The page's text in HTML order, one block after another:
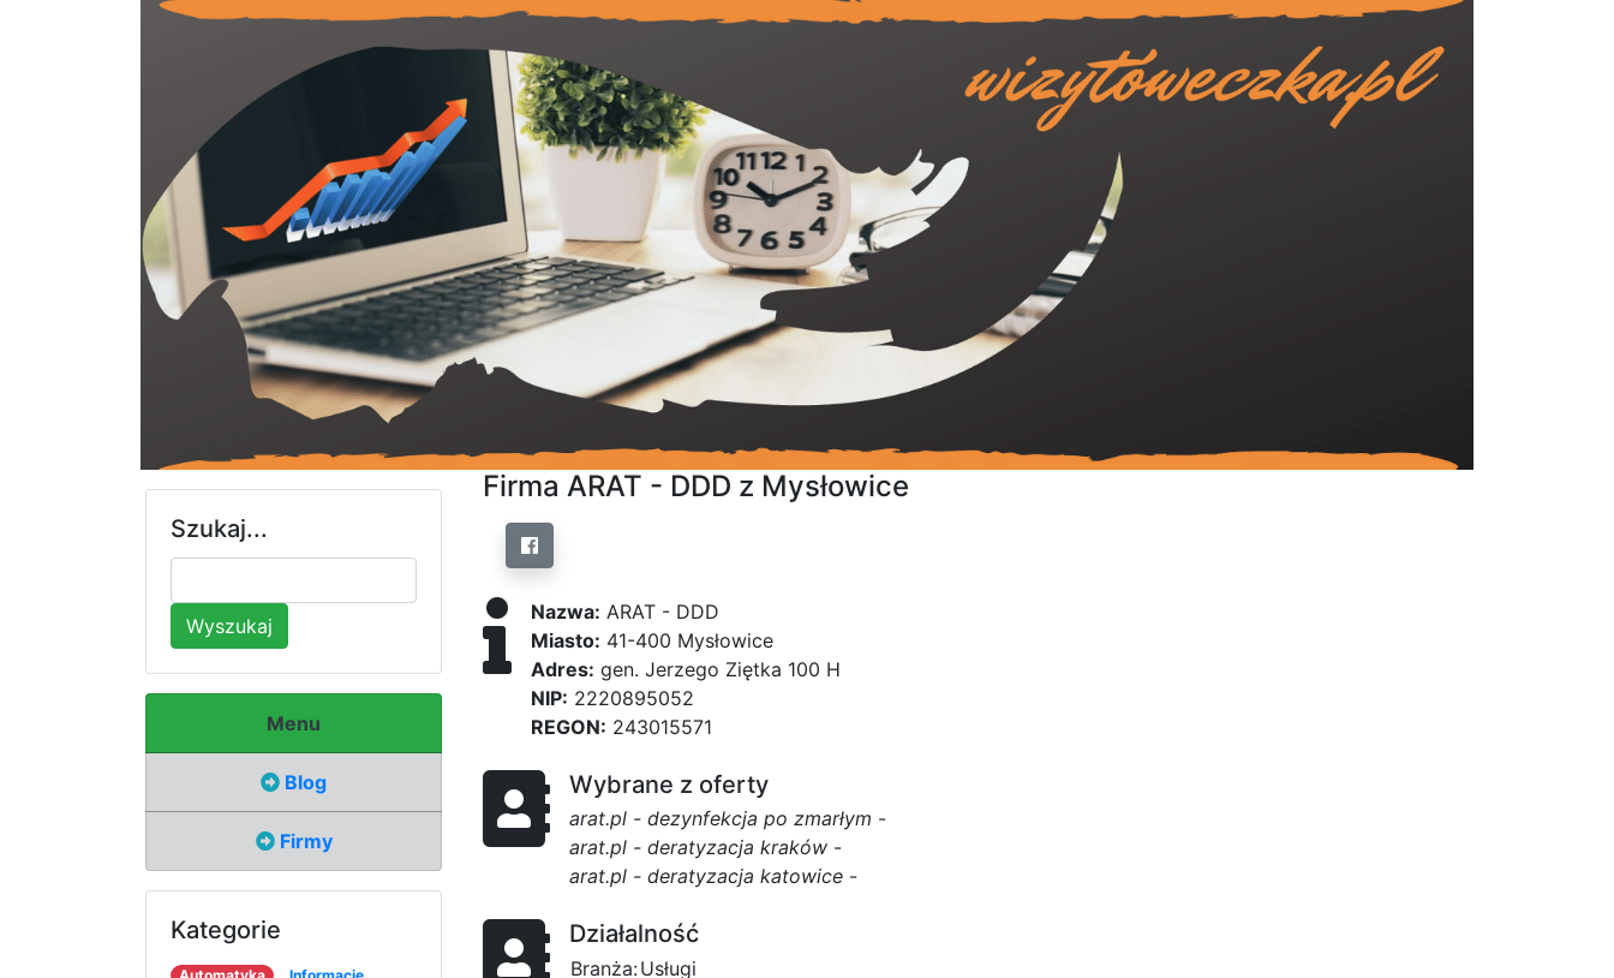
Szukaj...
Wyszukaj
Menu
Blog
Firmy
Kategorie
Firma ARAT - DDD z Mysłowice
Nazwa: ARAT - DDD
Miasto: 41-400 Mysłowice
Adres: gen. Jerzego Ziętka 100 H
NIP: 2220895052
REGON: 243015571
Wybrane z oferty
arat.pl - dezynfekcja po zmarłym -
arat.pl - deratyzacja kraków -
arat.pl - deratyzacja katowice -
Działalność
Branża:Usługi